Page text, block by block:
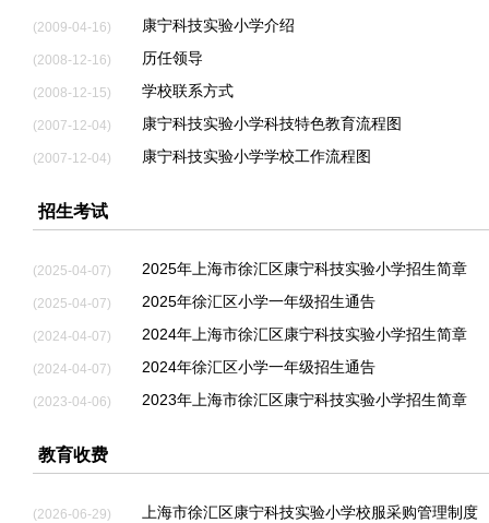
康宁科技实验小学介绍
(2009-04-16)
历任领导
(2008-12-16)
学校联系方式
(2008-12-15)
康宁科技实验小学科技特色教育流程图
(2007-12-04)
康宁科技实验小学学校工作流程图
(2007-12-04)
招生考试
2025年上海市徐汇区康宁科技实验小学招生简章
(2025-04-07)
2025年徐汇区小学一年级招生通告
(2025-04-07)
2024年上海市徐汇区康宁科技实验小学招生简章
(2024-04-07)
2024年徐汇区小学一年级招生通告
(2024-04-07)
2023年上海市徐汇区康宁科技实验小学招生简章
(2023-04-06)
教育收费
上海市徐汇区康宁科技实验小学校服采购管理制度
(2026-06-29)